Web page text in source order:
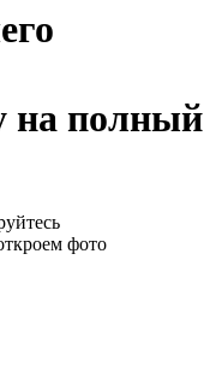
на полный
фото